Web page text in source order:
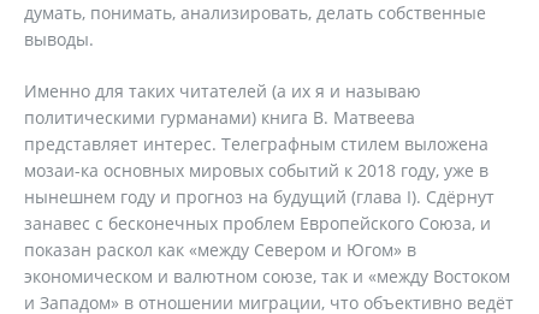
думать, понимать, анализировать, делать собственные
выводы.
Именно для таких читателей (а их я и называю
политическими гурманами) книга В. Матвеева
представляет интерес. Телеграфным стилем выложена
мозаи-ка основных мировых событий к 2018 году, уже в
нынешнем году и прогноз на будущий (глава I). Сдёрнут
занавес с бесконечных проблем Европейского Союза, и
показан раскол как «между Севером и Югом» в
экономическом и валютном союзе, так и «между Востоком
и Западом» в отношении миграции, что объективно ведёт